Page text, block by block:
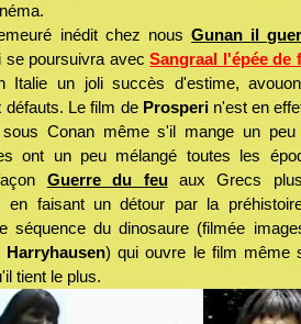
inédit chez nousGunan il
se poursuivra avecSangraal l'épée de
Italie un joli succès d'estime,
défauts. Le film de Prosperin'est en
Conan même s'il mange un
ont un peu mélangé toutes les
Guerre du feuaux Grecs plus
en faisant un détour par la
séquence du dinosaure (filmée
Harryhausen) qui ouvre le film même
tient le plus.